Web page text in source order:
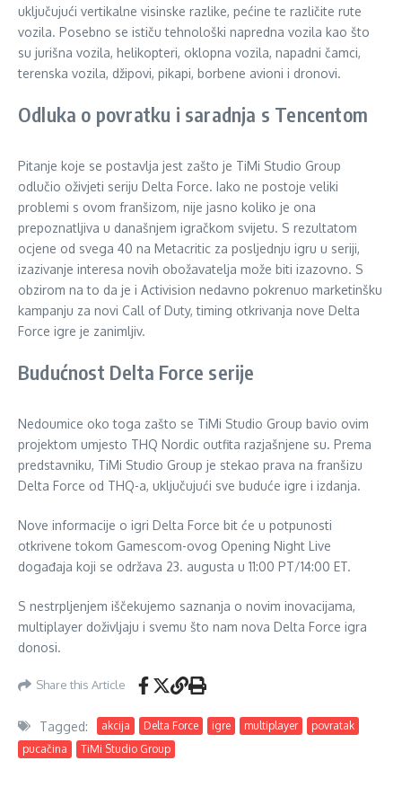
uključujući vertikalne visinske razlike, pećine te različite rute
vozila. Posebno se ističu tehnološki napredna vozila kao što
su jurišna vozila, helikopteri, oklopna vozila, napadni čamci,
terenska vozila, džipovi, pikapi, borbene avioni i dronovi.
Odluka o povratku i saradnja s Tencentom
Pitanje koje se postavlja jest zašto je TiMi Studio Group
odlučio oživjeti seriju Delta Force. Iako ne postoje veliki
problemi s ovom franšizom, nije jasno koliko je ona
prepoznatljiva u današnjem igračkom svijetu. S rezultatom
ocjene od svega 40 na Metacritic za posljednju igru u seriji,
izazivanje interesa novih obožavatelja može biti izazovno. S
obzirom na to da je i Activision nedavno pokrenuo marketinšku
kampanju za novi Call of Duty, timing otkrivanja nove Delta
Force igre je zanimljiv.
Budućnost Delta Force serije
Nedoumice oko toga zašto se TiMi Studio Group bavio ovim
projektom umjesto THQ Nordic outfita razjašnjene su. Prema
predstavniku, TiMi Studio Group je stekao prava na franšizu
Delta Force od THQ-a, uključujući sve buduće igre i izdanja.
Nove informacije o igri Delta Force bit će u potpunosti
otkrivene tokom Gamescom-ovog Opening Night Live
događaja koji se održava 23. augusta u 11:00 PT/14:00 ET.
S nestrpljenjem iščekujemo saznanja o novim inovacijama,
multiplayer doživljaju i svemu što nam nova Delta Force igra
donosi.
Share this Article
Tagged: akcija Delta Force igre multiplayer
povratak
pucačina
TiMi Studio Group